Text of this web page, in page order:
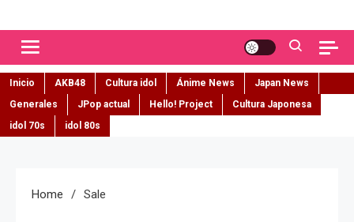
Inicio AKB48 Cultura idol Ánime News
Japan News
Generales
JPop actual Hello! Project
Cultura Japonesa
idol 70s
idol 80s
Home Sale